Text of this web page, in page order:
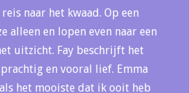
naar het kwaad. Op een
alleen en lopen even naar een
uitzicht. Fay beschrijft het
en vooral lief. Emma
het mooiste dat ik ooit heb